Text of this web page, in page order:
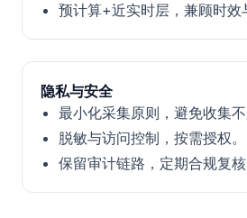
预计算+近实时层，兼顾时效
隐私与安全
最小化采集原则，避免收集不
脱敏与访问控制，按需授权。
保留审计链路，定期合规复核